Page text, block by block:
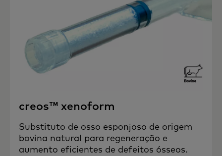
creos™ xenoform
Substituto de osso esponjoso de origem
bovina natural para regeneração e
aumento eficientes de defeitos ósseos.